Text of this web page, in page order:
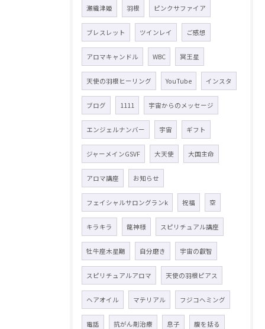
瀬織津姫 羽根 ピンクサファイア
ブレスレット ツインレイ ご感想
アロマキャンドル WBC 冥王星
天使の羽根ヒーリング YouTube インスタ
ブログ 1111 宇宙からのメッセージ
エンジェルナンバー 宇宙 ギフト
ジャーメインGSVF 大天使 大国主命
アロマ講座 お知らせ
フェイシャルサロングランk 祝福 空
キラキラ 龍神様 スピリチュアル講座
牡牛座木星期 自分磨き 宇宙の叡智
スピリチュアルアロマ 天使の羽根ピアス
ヘアオイル マテリアル フジコヘミング
電話 抗がん剤治療 息子 腹を括る